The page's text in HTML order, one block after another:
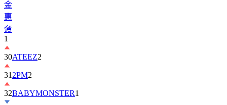
金
惠
奫
1
30ATEEZ2
31 2PM2
32BABYMONSTER1